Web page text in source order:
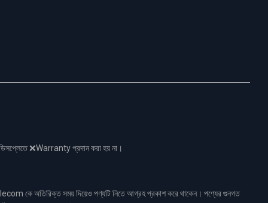
❌Warranty প্রদান করা হয় না।
কে অতিরিক্ত সময় দিয়েও পণ্যটি নিতে আগ্রহ প্রকাশ করে থাকেন। পণ্যের গুনগত